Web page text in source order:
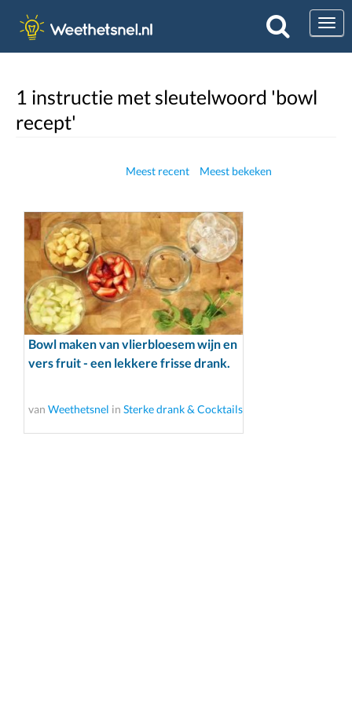
1 instructie met sleutelwoord 'bowl
recept'
Meest recent Meest bekeken
Bowl maken van vlierbloesem wijn en
vers fruit - een lekkere frisse drank.
van Weethetsnel in Sterke drank & Cocktails